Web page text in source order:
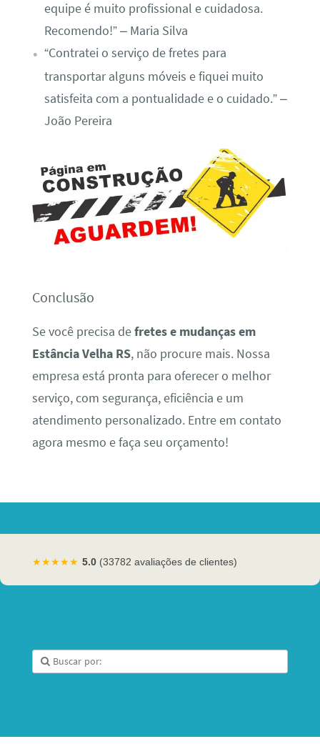
equipe é muito profissional e cuidadosa.
Recomendo!” – Maria Silva
“Contratei o serviço de fretes para
transportar alguns móveis e fiquei muito
satisfeita com a pontualidade e o cuidado.” –
João Pereira
Conclusão
Se você precisa defretes e mudanças em
Estância Velha RS, não procure mais. Nossa
empresa está pronta para oferecer o melhor
serviço, com segurança, eficiência e um
atendimento personalizado. Entre em contato
agora mesmo e faça seu orçamento!
★★★★★ 5.0 (33782 avaliações de clientes)